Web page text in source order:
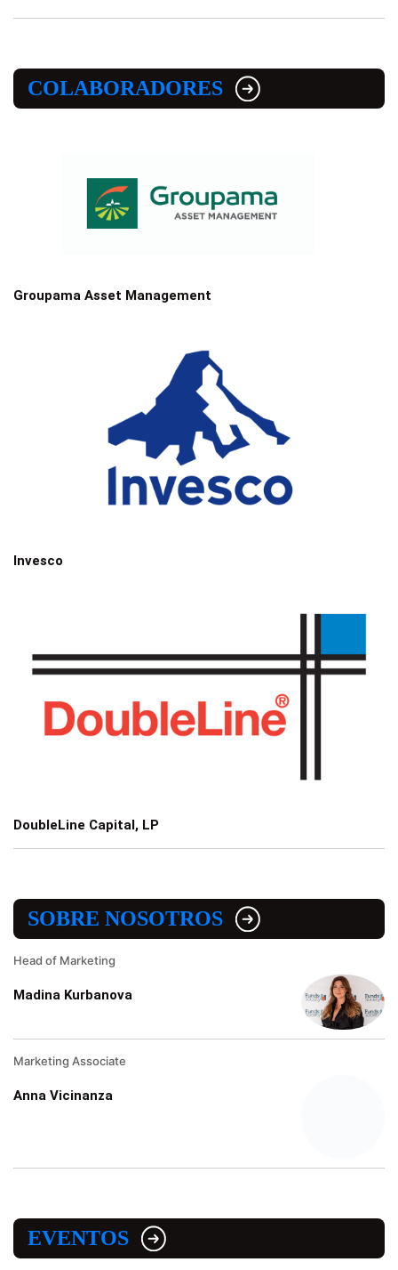
COLABORADORES
Groupama Asset Management
Invesco
DoubleLine Capital, LP
SOBRE NOSOTROS
Head of Marketing
Madina Kurbanova
Marketing Associate
Anna Vicinanza
EVENTOS